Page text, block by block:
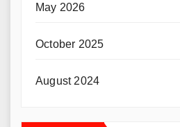
May 2026
October 2025
August 2024